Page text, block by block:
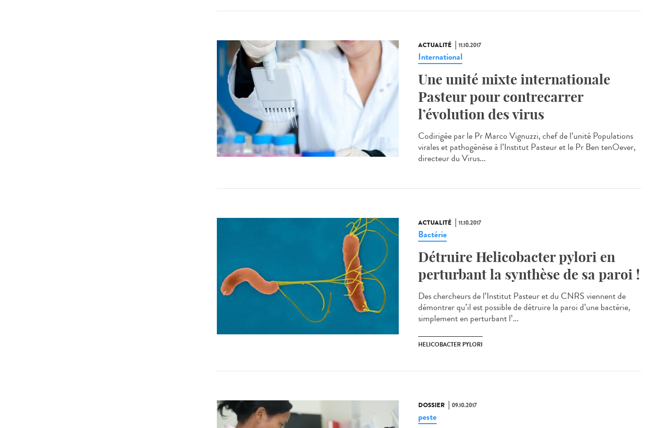
ACTUALITÉ 11.10.2017
International
Une unité mixte internationale
Pasteur pour contrecarrer
l’évolution des virus
Codirigée par le Pr Marco Vignuzzi, chef de l’unité Populations
virales et pathogénèse à l’Institut Pasteur et le Pr Ben tenOever,
directeur du Virus...
ACTUALITÉ 11.10.2017
Bactérie
Détruire Helicobacter pylori en
perturbant la synthèse de sa paroi !
Des chercheurs de l’Institut Pasteur et du CNRS viennent de
démontrer qu’il est possible de détruire la paroi d’une bactérie,
simplement en perturbant l’...
HELICOBACTER PYLORI
DOSSIER 09.10.2017
peste